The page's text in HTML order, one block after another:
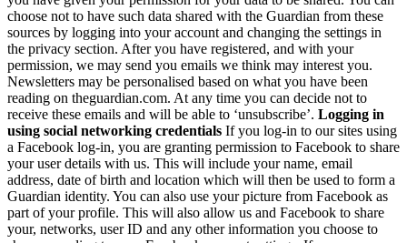
choose not to have such data shared with the Guardian from these
sources by logging into your account and changing the settings in
the privacy section. After you have registered, and with your
permission, we may send you emails we think may interest you.
Newsletters may be personalised based on what you have been
reading on theguardian.com. At any time you can decide not to
receive these emails and will be able to ‘unsubscribe’. Logging in
using social networking credentials If you log-in to our sites using
a Facebook log-in, you are granting permission to Facebook to share
your user details with us. This will include your name, email
address, date of birth and location which will then be used to form a
Guardian identity. You can also use your picture from Facebook as
part of your profile. This will also allow us and Facebook to share
your, networks, user ID and any other information you choose to